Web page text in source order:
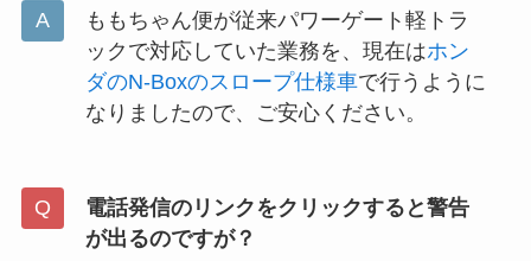
ももちゃん便が従来パワーゲート軽トラ
ックで対応していた業務を、現在はホン
ダのN-Boxのスロープ仕様車で行うように
なりましたので、ご安心ください。
電話発信のリンクをクリックすると警告
が出るのですが？